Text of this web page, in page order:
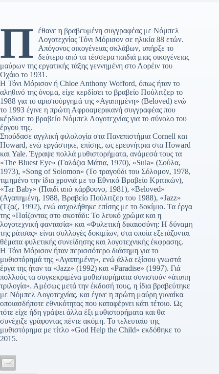
Π έθανε η βραβευμένη συγγραφέας με Νόμπελ
Λογοτεχνίας Τόνι Μόρισον σε ηλικία 88 ετών.
Απόγονος οικογένειας σκλάβων, υπήρξε το
δεύτερο από τα τέσσερα παιδιά μιας οικογένειας
μαύρων της εργατικής τάξης γεννημένη στο Λορέιν του
Οχάιο το 1931.
Η Τόνι Μόρισον ή Chloe Anthony Wofford, όπως ήταν το
αληθινό της όνομα, είχε κερδίσει το βραβείο Πούλιτζερ το
1988 για το αριστούργημά της «Αγαπημένη» (Beloved) ενώ
το 1993 έγινε η πρώτη Αφροαμερικανή συγγραφέας που
κέρδισε το βραβείο Νόμπελ Λογοτεχνίας για το σύνολο του
έργου της.
Σπούδασε αγγλική φιλολογία στα Πανεπιστήμια Cornell και
Howard, ενώ εργάστηκε, επίσης, ως ερευνήτρια στα Howard
και Yale. Έγραψε πολλά μυθιστορήματα, ανάμεσά τους τα
«The Bluest Eye» (Γαλάζια Μάτια, 1970), «Sula» (Σούλα,
1973), «Song of Solomon» (Το τραγούδι του Σόλομον, 1978,
τιμημένο την ίδια χρονιά με το Εθνικό Βραβείο Κριτικών),
«Tar Baby» (Παιδί από κάρβουνο, 1981), «Beloved»
(Αγαπημένη, 1988, Βραβείο Πούλιτζερ του 1988), «Jazz»
(Τζαζ, 1992), ενώ ασχολήθηκε επίσης με το δοκίμιο. Τα έργα
της «Παίζοντας στο σκοτάδι: Το λευκό χρώμα και η
λογοτεχνική φαντασία» και «Φυλετική δικαιοσύνη: Η δύναμη
της ράτσας» είναι συλλογές δοκιμίων, στα οποία εξετάζονται
θέματα φυλετικής συνείδησης και λογοτεχνικής έκφρασης.
Η Τόνι Μόρισον ήταν περισσότερο διάσημη για το
μυθιστόρημά της «Αγαπημένη», ενώ άλλα εξίσου γνωστά
έργα της ήταν τα «Jazz» (1992) και «Paradise» (1997). Γιά
πολλούς τα συγκεκριμένα μυθιστορήματα συνιστούν «άτυπη
τριλογία». Αμέσως μετά την έκδοσή τους, η ίδια βραβεύτηκε
με Νόμπελ Λογοτεχνίας, και έγινε η πρώτη μαύρη γυναίκα
οποιασδήποτε εθνικότητας που καταφέρνει κάτι τέτοιο. Ως
τότε είχε ήδη γράψει άλλα έξι μυθιστορήματα και θα
συνέχιζε γράφοντας πέντε ακόμη. Το τελευταίο της
μυθιστόρημα με τίτλο «God Help the Child» εκδόθηκε το
2015.